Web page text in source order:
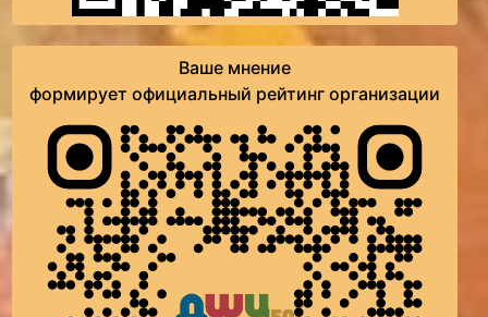
Ваше мнение
формирует официальный рейтинг организации